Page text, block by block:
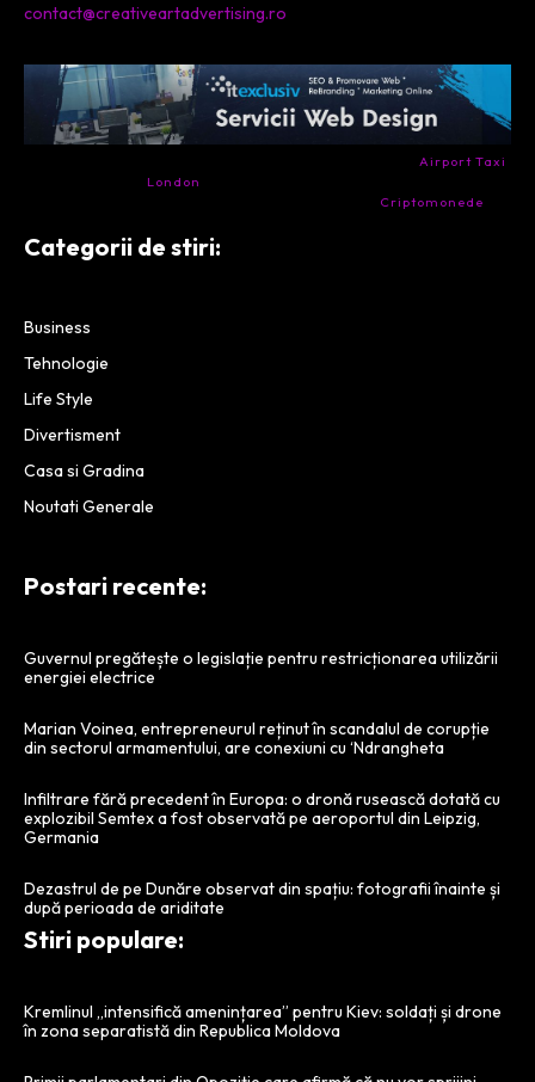
contact@creativeartadvertising.ro
Airport Taxi
London
Criptomonede
Categorii de stiri:
Business
Tehnologie
Life Style
Divertisment
Casa si Gradina
Noutati Generale
Postari recente:
Guvernul pregătește o legislație pentru restricționarea utilizării
energiei electrice
Marian Voinea, entrepreneurul reținut în scandalul de corupție
din sectorul armamentului, are conexiuni cu ‘Ndrangheta
Infiltrare fără precedent în Europa: o dronă rusească dotată cu
explozibil Semtex a fost observată pe aeroportul din Leipzig,
Germania
Dezastrul de pe Dunăre observat din spațiu: fotografii înainte și
după perioada de ariditate
Stiri populare:
Kremlinul „intensifică amenințarea” pentru Kiev: soldați și drone
în zona separatistă din Republica Moldova